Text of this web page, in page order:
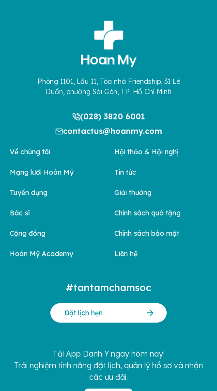
Phòng 1101, Lầu 11, Tòa nhà Friendship, 31 Lê
Duẩn, phường Sài Gòn, TP. Hồ Chí Minh
(028) 3820 6001
contactus@hoanmy.com
Về chúng tôi
Mạng lưới Hoàn Mỹ
Tuyển dụng
Bác sĩ
Cộng đồng
Hoàn Mỹ Academy
Hội thảo & Hội nghị
Tin tức
Giải thưởng
Chính sách quà tặng
Chính sách bảo mật
Liên hệ
#tantamchamsoc
Đặt lịch hẹn
Tải App Danh Y ngay hôm nay!
Trải nghiệm tính năng đặt lịch, quản lý hồ sơ và nhận
các ưu đãi.